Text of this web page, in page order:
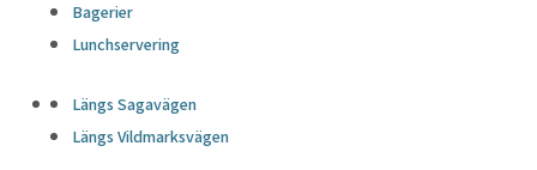
Bagerier
Lunchservering
Längs Sagavägen
Längs Vildmarksvägen